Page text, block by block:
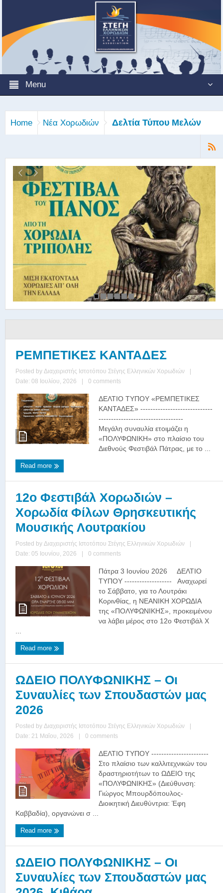
Menu
Home Νέα Χορωδιών Δελτία Τύπου Μελών
ΡΕΜΠΕΤΙΚΕΣ ΚΑΝΤΑΔΕΣ
Posted by Διαχειριστής Ιστοτόπου Στέγης Ελληνικών Χορωδιών
|
Date: 08 Ιουλίου, 2026
| 0 comments
ΔΕΛΤΙΟ ΤΥΠΟΥ «ΡΕΜΠΕΤΙΚΕΣ
ΚΑΝΤΑΔΕΣ» -----------------------------
----------------------------------
Μεγάλη συναυλία ετοιμάζει η
«ΠΟΛΥΦΩΝΙΚΗ» στο πλαίσιο του
Διεθνούς Φεστιβάλ Πάτρας, με το ...
Read more
12ο Φεστιβάλ Χορωδιών –
Χορωδία Φίλων Θρησκευτικής
Μουσικής Λουτρακίου
Posted by Διαχειριστής Ιστοτόπου Στέγης Ελληνικών Χορωδιών
|
Date: 05 Ιουνίου, 2026
| 0 comments
Πάτρα 3 Ιουνίου 2026 ΔΕΛΤΙΟ
ΤΥΠΟΥ ------------------- Αναχωρεί
το Σάββατο, για το Λουτράκι
Κορινθίας, η ΝΕΑΝΙΚΗ ΧΟΡΩΔΙΑ
της «ΠΟΛΥΦΩΝΙΚΗΣ», προκειμένου
να λάβει μέρος στο 12ο Φεστιβάλ Χ
Read more
ΩΔΕΙΟ ΠΟΛΥΦΩΝΙΚΗΣ – Οι
Συναυλίες των Σπουδαστών μας
2026
Posted by Διαχειριστής Ιστοτόπου Στέγης Ελληνικών Χορωδιών
|
Date: 21 Μαΐου, 2026
| 0 comments
ΔΕΛΤΙΟ ΤΥΠΟΥ -----------------------
Στο πλαίσιο των καλλιτεχνικών του
δραστηριοτήτων το ΩΔΕΙΟ της
«ΠΟΛΥΦΩΝΙΚΗΣ» (Διεύθυνση:
Γιώργος Μπουρδόπουλος-
Διοικητική Διευθύντρια: Έφη
Καββαδία), οργανώνει σ ...
Read more
ΩΔΕΙΟ ΠΟΛΥΦΩΝΙΚΗΣ – Οι
Συναυλίες των Σπουδαστών μας